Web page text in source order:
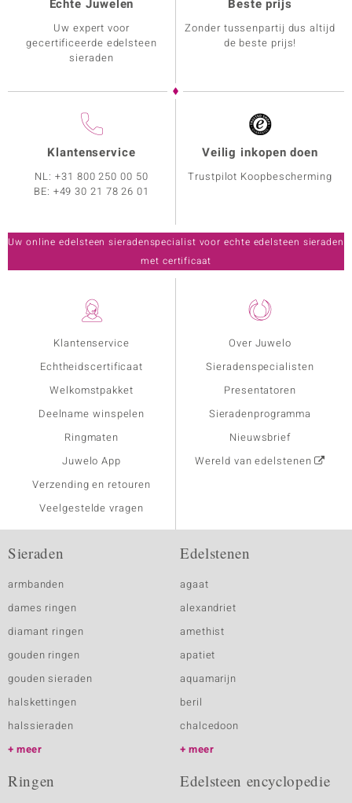
Klantenservice
Echtheidscertificaat
Welkomstpakket
Deelname winspelen
Ringmaten
Juwelo App
Verzending en retouren
Veelgestelde vragen
Over Juwelo
Sieradenspecialisten
Presentatoren
Sieradenprogramma
Nieuwsbrief
Wereld van edelstenen
Echte Juwelen
Uw expert voor
gecertificeerde edelsteen
sieraden
Beste prijs
Zonder tussenpartij dus altijd
de beste prijs!
Klantenservice
NL:+31 800 250 00 50
BE: +49 30 21 78 26 01
Veilig inkopen doen
Trustpilot Koopbescherming
Uw online edelsteen sieradenspecialist voor echte edelsteen sieraden
met certificaat
Sieraden
armbanden
dames ringen
diamant ringen
gouden ringen
gouden sieraden
halskettingen
halssieraden
meer
Edelstenen
agaat
alexandriet
amethist
apatiet
aquamarijn
beril
chalcedoon
meer
Ringen Edelsteen encyclopedie